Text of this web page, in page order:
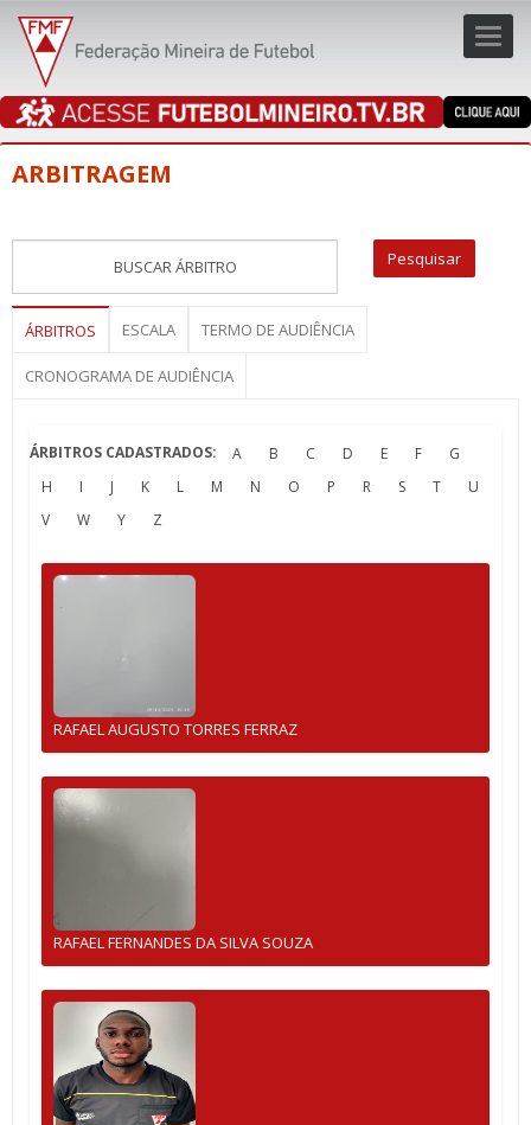
ARBITRAGEM
ÁRBITROS ESCALA TERMO DE AUDIÊNCIA
CRONOGRAMA DE AUDIÊNCIA
ÁRBITROS CADASTRADOS: A B C D E F
G
H
I J K L M N O P R S T
U
V
W Y Z
RAFAEL AUGUSTO TORRES FERRAZ
RAFAEL FERNANDES DA SILVA SOUZA